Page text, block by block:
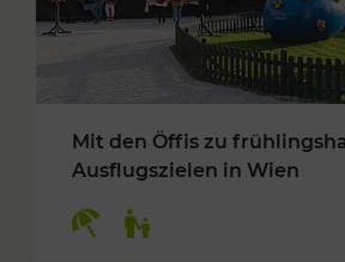
Mit den Öffis zu
Ausflugszielen in Wien